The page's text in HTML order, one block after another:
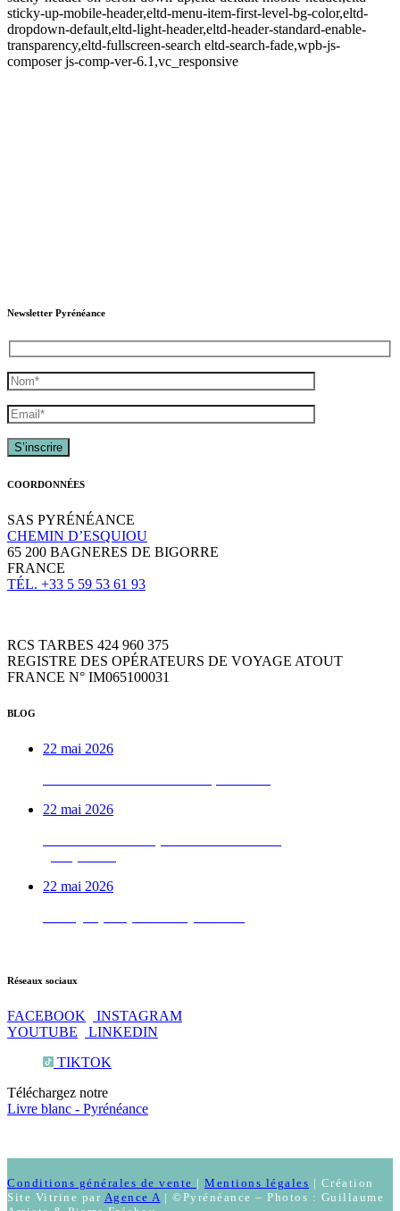
sticky-up-mobile-header,eltd-menu-item-first-level-bg-color,eltd-
dropdown-default,eltd-light-header,eltd-header-standard-enable-
transparency,eltd-fullscreen-search eltd-search-fade,wpb-js-
composer js-comp-ver-6.1,vc_responsive
Newsletter Pyrénéance
COORDONNÉES
SAS PYRÉNÉANCE
CHEMIN D’ESQUIOU
65 200 BAGNERES DE BIGORRE
FRANCE
TÉL. +33 5 59 53 61 93
RCS TARBES 424 960 375
REGISTRE DES OPÉRATEURS DE VOYAGE ATOUT
FRANCE N° IM065100031
BLOG
22 mai 2026
22 mai 2026
22 mai 2026
Réseaux sociaux
FACEBOOK
INSTAGRAM
YOUTUBE
LINKEDIN
TIKTOK
Téléchargez notre
Livre blanc - Pyrénéance
Conditions générales de vente | Mentions légales | Création
Site Vitrine par Agence A | ©Pyrénéance – Photos : Guillaume